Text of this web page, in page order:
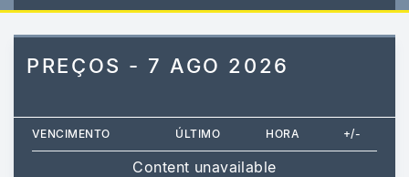
PREÇOS - 7 AGO 2026
VENCIMENTO ÚLTIMO HORA +/-
Content unavailable